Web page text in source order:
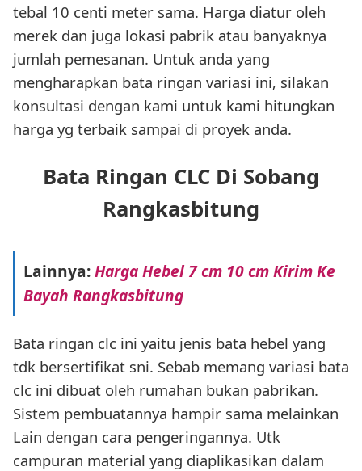
tebal 10 centi meter sama. Harga diatur oleh
merek dan juga lokasi pabrik atau banyaknya
jumlah pemesanan. Untuk anda yang
mengharapkan bata ringan variasi ini, silakan
konsultasi dengan kami untuk kami hitungkan
harga yg terbaik sampai di proyek anda.
Bata Ringan CLC Di Sobang
Rangkasbitung
Lainnya:Harga Hebel 7 cm 10 cm Kirim Ke
Bayah Rangkasbitung
Bata ringan clc ini yaitu jenis bata hebel yang
tdk bersertifikat sni. Sebab memang variasi bata
clc ini dibuat oleh rumahan bukan pabrikan.
Sistem pembuatannya hampir sama melainkan
Lain dengan cara pengeringannya. Utk
campuran material yang diaplikasikan dalam